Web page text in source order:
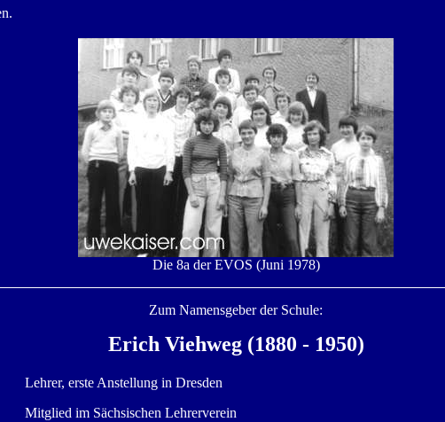
Die 8a der EVOS (Juni 1978)
Zum Namensgeber der Schule:
Erich Viehweg(1880 - 1950)
Lehrer, erste Anstellung in Dresden
Mitglied im Sächsischen Lehrerverein